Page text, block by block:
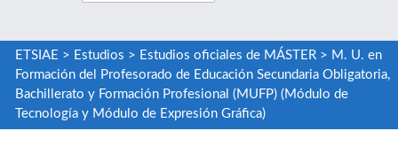
ETSIAE > Estudios > Estudios oficiales de MÁSTER> M. U. en
Formación del Profesorado de Educación Secundaria Obligatoria,
Bachillerato y Formación Profesional (MUFP) (Módulo de
Tecnología y Módulo de Expresión Gráfica)